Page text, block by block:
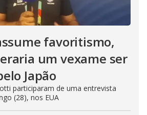
favoritismo,
um vexame ser
Japão
participaram de uma entrevista
(28), nos EUA